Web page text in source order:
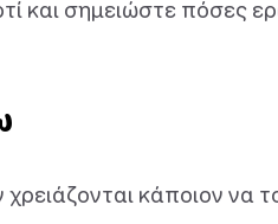
και σημειώστε πόσες
κάποιον να